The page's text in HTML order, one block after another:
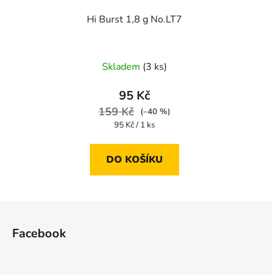
Hi Burst 1,8 g No.LT7
Skladem (3 ks)
95 Kč
159 Kč
(–40 %)
Měrná
95 Kč / 1 ks
DO KOŠÍKU
Facebook